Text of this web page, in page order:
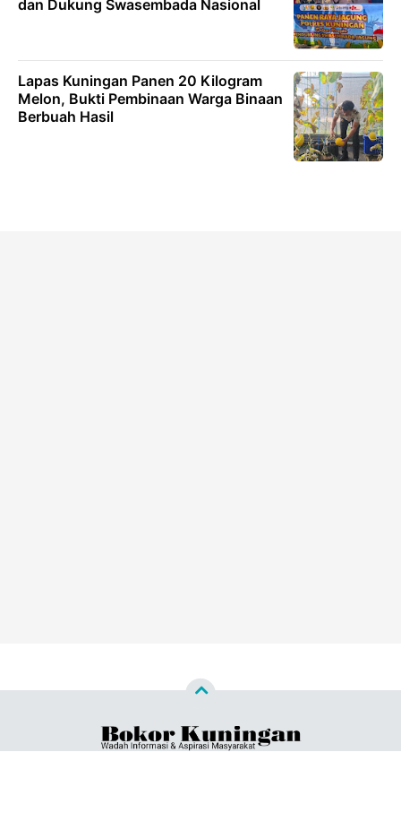
dan Dukung Swasembada Nasional
Lapas Kuningan Panen 20 Kilogram
Melon, Bukti Pembinaan Warga Binaan
Berbuah Hasil